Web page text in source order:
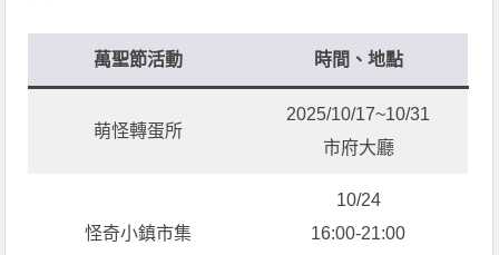
萬聖節活動 時間、地點
萌怪轉蛋所
2025/10/17~10/31
市府大廳
怪奇小鎮市集
10/24
16:00-21:00